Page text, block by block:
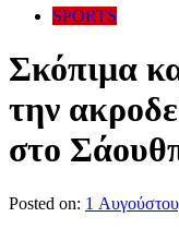
SPORTS
Σκόπιμα
την
στο
Posted on: 1